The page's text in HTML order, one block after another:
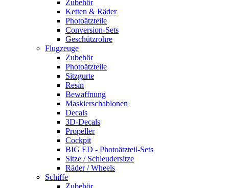
Zubehör
Ketten & Räder
Photoätzteile
Conversion-Sets
Geschützrohre
Flugzeuge
Zubehör
Photoätzteile
Sitzgurte
Resin
Bewaffnung
Maskierschablonen
Decals
3D-Decals
Propeller
Cockpit
BIG ED - Photoätzteil-Sets
Sitze / Schleudersitze
Räder / Wheels
Schiffe
Zubehör